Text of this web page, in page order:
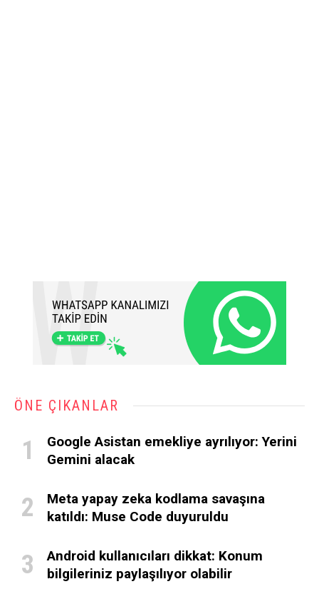
ÖNE ÇIKANLAR
Google Asistan emekliye ayrılıyor: Yerini
Gemini alacak
Meta yapay zeka kodlama savaşına
katıldı: Muse Code duyuruldu
Android kullanıcıları dikkat: Konum
bilgileriniz paylaşılıyor olabilir